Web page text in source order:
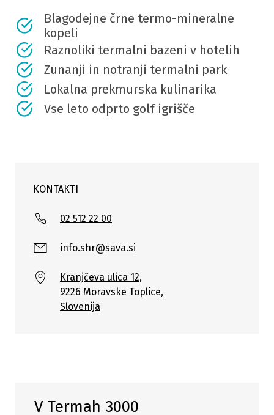
Blagodejne črne termo-mineralne
kopeli
Raznoliki termalni bazeni v hotelih
Zunanji in notranji termalni park
Lokalna prekmurska kulinarika
Vse leto odprto golf igrišče
KONTAKTI
02 512 22 00
info.shr@sava.si
Kranjčeva ulica 12,
9226 Moravske Toplice,
Slovenija
V Termah 3000